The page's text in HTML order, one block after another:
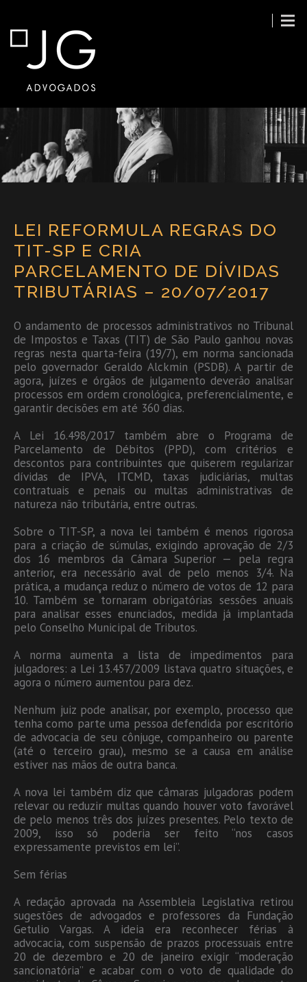
LEI REFORMULA REGRAS DO
TIT-SP E CRIA
PARCELAMENTO DE DÍVIDAS
TRIBUTÁRIAS – 20/07/2017
O andamento de processos administrativos no Tribunal
de Impostos e Taxas (TIT) de São Paulo ganhou novas
regras nesta quarta-feira (19/7), em norma sancionada
pelo governador Geraldo Alckmin (PSDB). A partir de
agora, juízes e órgãos de julgamento deverão analisar
processos em ordem cronológica, preferencialmente, e
garantir decisões em até 360 dias.
A Lei 16.498/2017 também abre o Programa de
Parcelamento de Débitos (PPD), com critérios e
descontos para contribuintes que quiserem regularizar
dívidas de IPVA, ITCMD, taxas judiciárias, multas
contratuais e penais ou multas administrativas de
natureza não tributária, entre outras.
Sobre o TIT-SP, a nova lei também é menos rigorosa
para a criação de súmulas, exigindo aprovação de 2/3
dos 16 membros da Câmara Superior — pela regra
anterior, era necessário aval de pelo menos 3/4. Na
prática, a mudança reduz o número de votos de 12 para
10. Também se tornaram obrigatórias sessões anuais
para analisar esses enunciados, medida já implantada
pelo Conselho Municipal de Tributos.
A norma aumenta a lista de impedimentos para
julgadores: a Lei 13.457/2009 listava quatro situações, e
agora o número aumentou para dez.
Nenhum juiz pode analisar, por exemplo, processo que
tenha como parte uma pessoa defendida por escritório
de advocacia de seu cônjuge, companheiro ou parente
(até o terceiro grau), mesmo se a causa em análise
estiver nas mãos de outra banca.
A nova lei também diz que câmaras julgadoras podem
relevar ou reduzir multas quando houver voto favorável
de pelo menos três dos juízes presentes. Pelo texto de
2009, isso só poderia ser feito “nos casos
expressamente previstos em lei”.
Sem férias
A redação aprovada na Assembleia Legislativa retirou
sugestões de advogados e professores da Fundação
Getulio Vargas. A ideia era reconhecer férias à
advocacia, com suspensão de prazos processuais entre
20 de dezembro e 20 de janeiro exigir “moderação
sancionatória” e acabar com o voto de qualidade do